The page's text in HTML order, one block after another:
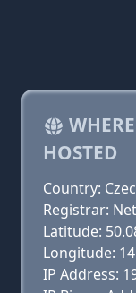
HOSTED
Country:
Registrar:
Latitude:
Longitude:
IP Address: